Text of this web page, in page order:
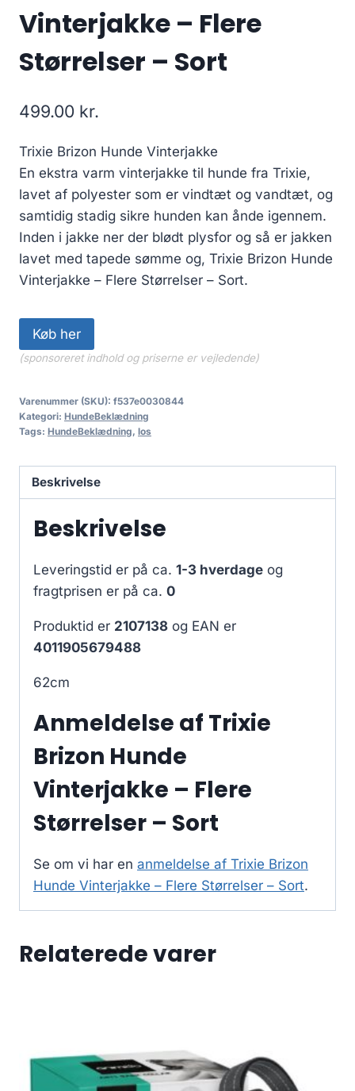
Vinterjakke – Flere
Størrelser – Sort
499.00 kr.
Trixie Brizon Hunde Vinterjakke
En ekstra varm vinterjakke til hunde fra Trixie,
lavet af polyester som er vindtæt og vandtæt, og
samtidig stadig sikre hunden kan ånde igennem.
Inden i jakke ner der blødt plysfor og så er jakken
lavet med tapede sømme og, Trixie Brizon Hunde
Vinterjakke – Flere Størrelser – Sort.
Køb her
(sponsoreret indhold og priserne er vejledende)
Varenummer (SKU): f537e0030844
Kategori: HundeBeklædning
Tags: HundeBeklædning, los
Beskrivelse
Beskrivelse
Leveringstid er på ca. 1-3 hverdage og
fragtprisen er på ca. 0
Produktid er 2107138 og EAN er
4011905679488
62cm
Anmeldelse af Trixie
Brizon Hunde
Vinterjakke – Flere
Størrelser – Sort
Se om vi har en anmeldelse af Trixie Brizon
Hunde Vinterjakke – Flere Størrelser – Sort.
Relaterede varer